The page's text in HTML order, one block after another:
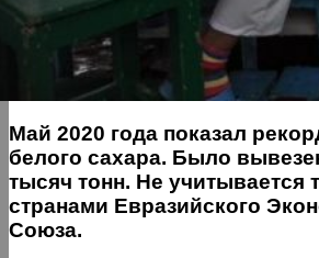
Май 2020 года показал
белого сахара. Было
тысяч тонн. Не учитывается
странами Евразийского
Союза.